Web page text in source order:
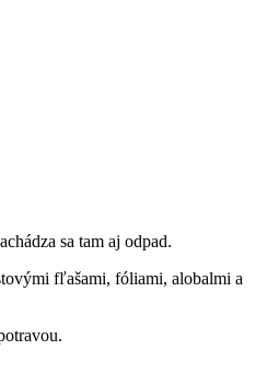
sa tam aj odpad.
fľašami, fóliami, alobalmi a